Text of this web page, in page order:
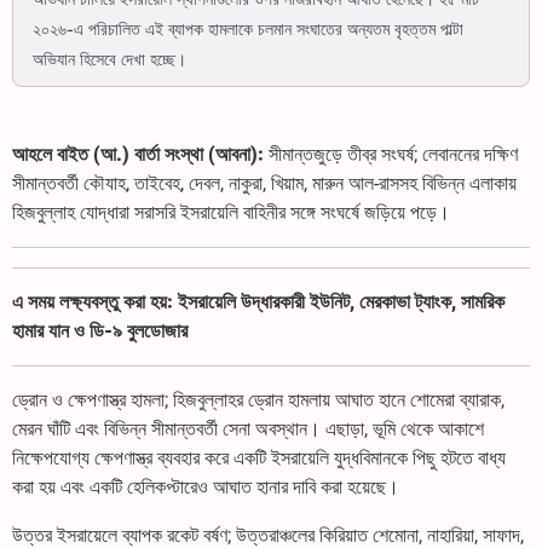
২০২৬-এ পরিচালিত এই ব্যাপক হামলাকে চলমান সংঘাতের অন্যতম বৃহত্তম পাল্টা
অভিযান হিসেবে দেখা হচ্ছে।
আহলে বাইত (আ.) বার্তা সংস্থা (আবনা): সীমান্তজুড়ে তীব্র সংঘর্ষ; লেবাননের দক্ষিণ
সীমান্তবর্তী কৌযাহ, তাইবেহ, দেবল, নাকুরা, খিয়াম, মারুন আল-রাসসহ বিভিন্ন এলাকায়
হিজবুল্লাহ যোদ্ধারা সরাসরি ইসরায়েলি বাহিনীর সঙ্গে সংঘর্ষে জড়িয়ে পড়ে।
এ সময় লক্ষ্যবস্তু করা হয়: ইসরায়েলি উদ্ধারকারী ইউনিট, মেরকাভা ট্যাংক, সামরিক
হামার যান ও ডি-৯ বুলডোজার
ড্রোন ও ক্ষেপণাস্ত্র হামলা; হিজবুল্লাহর ড্রোন হামলায় আঘাত হানে শোমেরা ব্যারাক,
মেরন ঘাঁটি এবং বিভিন্ন সীমান্তবর্তী সেনা অবস্থান। এছাড়া, ভূমি থেকে আকাশে
নিক্ষেপযোগ্য ক্ষেপণাস্ত্র ব্যবহার করে একটি ইসরায়েলি যুদ্ধবিমানকে পিছু হটতে বাধ্য
করা হয় এবং একটি হেলিকপ্টারেও আঘাত হানার দাবি করা হয়েছে।
উত্তর ইসরায়েলে ব্যাপক রকেট বর্ষণ; উত্তরাঞ্চলের কিরিয়াত শেমোনা, নাহারিয়া, সাফাদ,